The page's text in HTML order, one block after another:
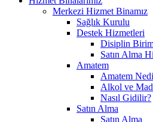
Merkezi Hizmet Binamız
Sağlık Kurulu
Destek Hizmetleri
Disiplin
Satın Alma
Amatem
Amatem
Alkol ve
Nasıl Gidilir?
Satın Alma
Satın Alma